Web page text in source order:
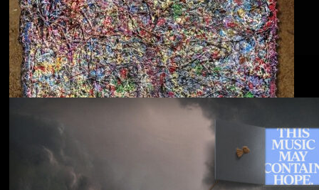
Blu & Exile
Time Heals Everything